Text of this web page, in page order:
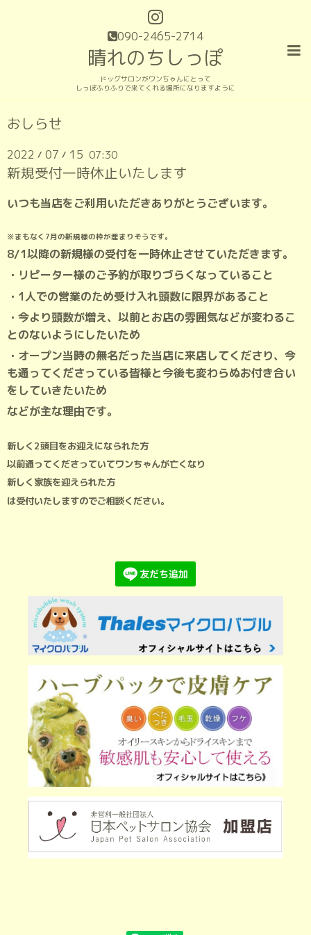
090-2465-2714
晴れのちしっぽ
ドッグサロンがワンちゃんにとって
しっぽふりふりで来てくれる場所になりますように
おしらせ
2022 / 07 / 15 07:30
新規受付一時休止いたします
いつも当店をご利用いただきありがとうございます。
※まもなく7月の新規様の枠が埋まりそうです。
8/1以降の新規様の受付を一時休止させていただきます。
・リピーター様のご予約が取りづらくなっていること
・1人での営業のため受け入れ頭数に限界があること
・今より頭数が増え、以前とお店の雰囲気などが変わるこ
とのないようにしたいため
・オープン当時の無名だった当店に来店してくださり、今
も通ってくださっている皆様と今後も変わらぬお付き合い
をしていきたいため
などが主な理由です。
新しく2頭目をお迎えになられた方
以前通ってくださっていてワンちゃんが亡くなり
新しく家族を迎えられた方
は受付いたしますのでご相談ください。